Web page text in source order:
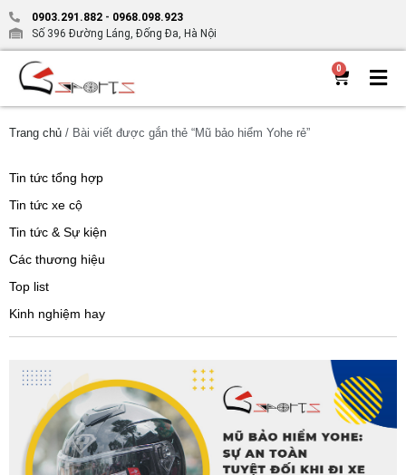
0903.291.882 - 0968.098.923
Số 396 Đường Láng, Đống Đa, Hà Nội
0
Trang chủ / Bài viết được gắn thẻ “Mũ bảo hiểm Yohe rẻ”
Tin tức tổng hợp
Tin tức xe cộ
Tin tức & Sự kiện
Các thương hiệu
Top list
Kinh nghiệm hay